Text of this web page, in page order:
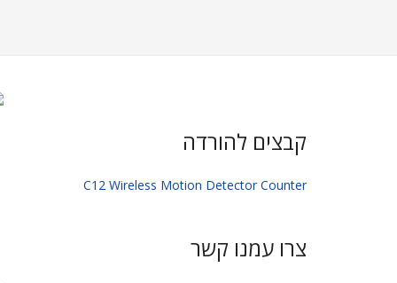
קבצים להורדה
C12 Wireless Motion Detector Counter
צרו עמנו קשר